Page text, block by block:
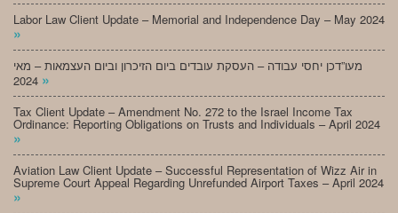
Labor Law Client Update – Memorial and Independence Day – May 2024
»
מעו”דכן יחסי עבודה – העסקת עובדים ביום הזיכרון וביום העצמאות – מאי
»
Tax Client Update – Amendment No. 272 to the Israel Income Tax
Ordinance: Reporting Obligations on Trusts and Individuals – April 2024
»
Aviation Law Client Update – Successful Representation of Wizz Air in
Supreme Court Appeal Regarding Unrefunded Airport Taxes – April 2024
»